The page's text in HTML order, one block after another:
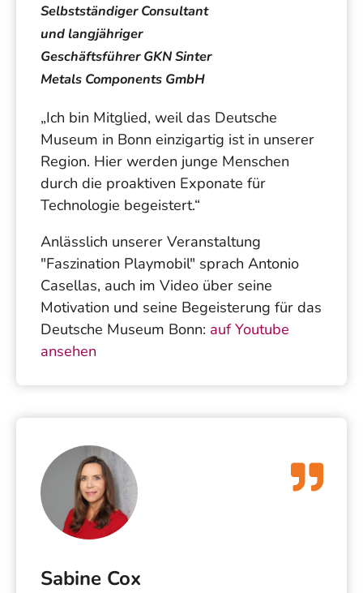
Selbstständiger Consultant
und langjähriger
Geschäftsführer GKN Sinter
Metals Components GmbH
„Ich bin Mitglied, weil das Deutsche
Museum in Bonn einzigartig ist in unserer
Region. Hier werden junge Menschen
durch die proaktiven Exponate für
Technologie begeistert.“
Anlässlich unserer Veranstaltung
"Faszination Playmobil" sprach Antonio
Casellas, auch im Video über seine
Motivation und seine Begeisterung für das
Deutsche Museum Bonn: auf Youtube
ansehen
Sabine Cox